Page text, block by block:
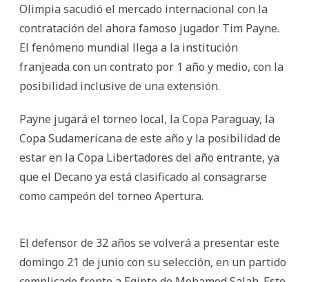
Olimpia sacudió el mercado internacional con la
contratación del ahora famoso jugador Tim Payne.
El fenómeno mundial llega a la institución
franjeada con un contrato por 1 año y medio, con la
posibilidad inclusive de una extensión.
Payne jugará el torneo local, la Copa Paraguay, la
Copa Sudamericana de este año y la posibilidad de
estar en la Copa Libertadores del año entrante, ya
que el Decano ya está clasificado al consagrarse
como campeón del torneo Apertura.
El defensor de 32 años se volverá a presentar este
domingo 21 de junio con su selección, en un partido